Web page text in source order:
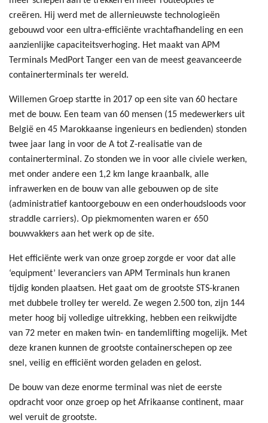
creëren. Hij werd met de allernieuwste technologieën
gebouwd voor een ultra-efficiënte vrachtafhandeling en een
aanzienlijke capaciteitsverhoging. Het maakt van APM
Terminals MedPort Tanger een van de meest geavanceerde
containerterminals ter wereld.
Willemen Groep startte in 2017 op een site van 60 hectare
met de bouw. Een team van 60 mensen (15 medewerkers uit
België en 45 Marokkaanse ingenieurs en bedienden) stonden
twee jaar lang in voor de A tot Z-realisatie van de
containerterminal. Zo stonden we in voor alle civiele werken,
met onder andere een 1,2 km lange kraanbalk, alle
infrawerken en de bouw van alle gebouwen op de site
(administratief kantoorgebouw en een onderhoudsloods voor
straddle carriers). Op piekmomenten waren er 650
bouwvakkers aan het werk op de site.
Het efficiënte werk van onze groep zorgde er voor dat alle
‘equipment’ leveranciers van APM Terminals hun kranen
tijdig konden plaatsen. Het gaat om de grootste STS-kranen
met dubbele trolley ter wereld. Ze wegen 2.500 ton, zijn 144
meter hoog bij volledige uitrekking, hebben een reikwijdte
van 72 meter en maken twin- en tandemlifting mogelijk. Met
deze kranen kunnen de grootste containerschepen op zee
snel, veilig en efficiënt worden geladen en gelost.
De bouw van deze enorme terminal was niet de eerste
opdracht voor onze groep op het Afrikaanse continent, maar
wel veruit de grootste.